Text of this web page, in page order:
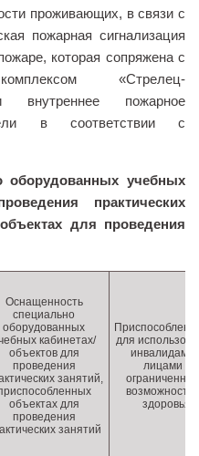
проживающих, в связи с
пожарная сигнализация
которая сопряжена с
«Стрелец-
внутреннее пожарное
в соответствии с
оборудованных учебных
практических
для проведения
Оснащенность
специально
оборудованных
кабинетах/
объектов для
проведения
занятий,
объектах для
проведения
занятий
для
инвалидами
лицами с
здоровья